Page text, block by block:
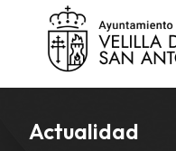
Actualidad